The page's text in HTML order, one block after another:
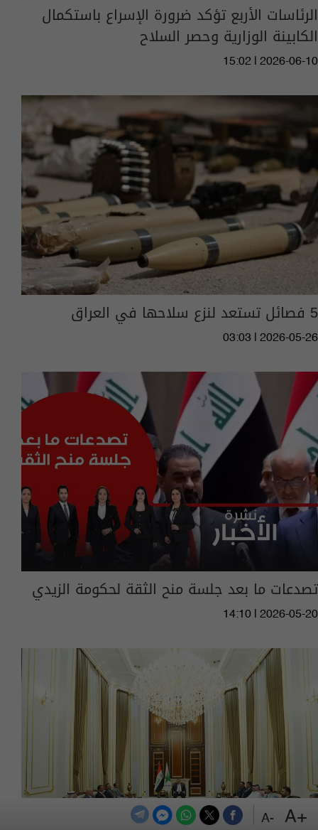
+A
-A
الرئاسات الأربع تؤكد ضرورة الإسراع باستكمال
الكابينة الوزارية وحصر السلاح
15:02 | 2026-06-10
5 فصائل تستعد لنزع سلاحها في العراق
03:03 | 2026-05-26
تصدعات ما بعد جلسة منح الثقة لحكومة الزيدي
14:10 | 2026-05-20